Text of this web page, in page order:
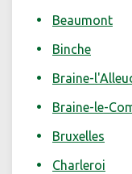
Beaumont
Binche
Braine-
Braine-le-
Bruxelles
Charleroi